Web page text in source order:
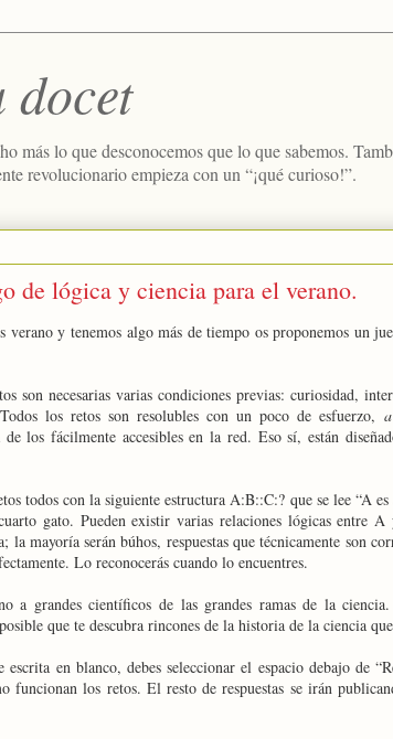
más lo que desconocemos que lo que sabemos.
revolucionario empieza con un “¡qué curioso!”.
de lógica y ciencia para el verano.
y tenemos algo más de tiempo os proponemos un
son necesarias varias condiciones previas: curiosidad,
los retos son resolubles con un poco de esfuerzo,
de los fácilmente accesibles en la red. Eso sí, están
todos con la siguiente estructura A:B::C:? que se lee “A
gato. Pueden existir varias relaciones lógicas entre
la mayoría serán búhos, respuestas que técnicamente son
Lo reconocerás cuando lo encuentres.
a grandes científicos de las grandes ramas de la
que te descubra rincones de la historia de la ciencia
en blanco, debes seleccionar el espacio debajo de
funcionan los retos. El resto de respuestas se irán